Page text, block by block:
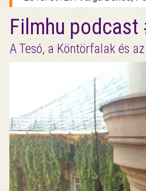
Filmhu podcast
A Tesó, a Köntörfalak és